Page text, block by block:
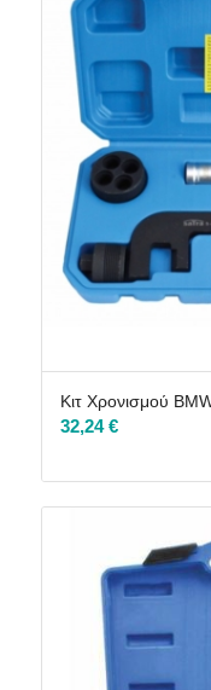
Κιτ Χρονισμού
32,24€